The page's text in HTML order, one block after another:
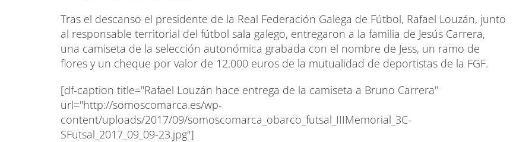
Tras el descanso el presidente de la Real Federación Galega de Fútbol, Rafael Louzán, junto
al responsable territorial del fútbol sala galego, entregaron a la familia de Jesús Carrera,
una camiseta de la selección autonómica grabada con el nombre de Jess, un ramo de
flores y un cheque por valor de 12.000 euros de la mutualidad de deportistas de la FGF.
[df-caption title="Rafael Louzán hace entrega de la camiseta a Bruno Carrera"
url="http://somoscomarca.es/wp-
content/uploads/2017/09/somoscomarca_obarco_futsal_IIIMemorial_3C-
SFutsal_2017_09_09-23.jpg"]